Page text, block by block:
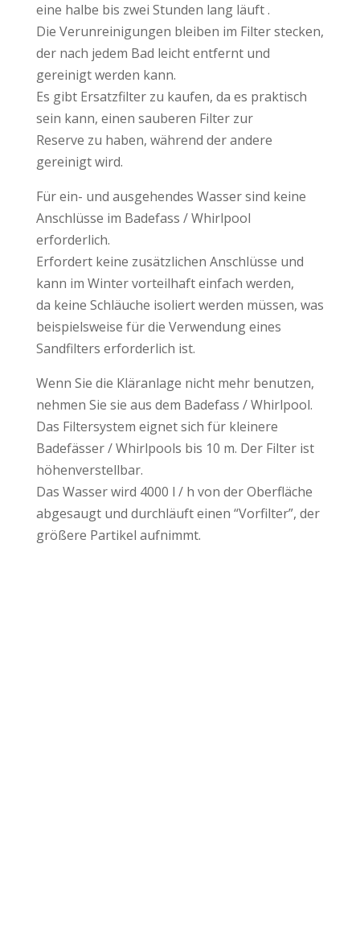
eine halbe bis zwei Stunden lang läuft .
Die Verunreinigungen bleiben im Filter stecken,
der nach jedem Bad leicht entfernt und
gereinigt werden kann.
Es gibt Ersatzfilter zu kaufen, da es praktisch
sein kann, einen sauberen Filter zur
Reserve zu haben, während der andere
gereinigt wird.
Für ein- und ausgehendes Wasser sind keine
Anschlüsse im Badefass / Whirlpool
erforderlich.
Erfordert keine zusätzlichen Anschlüsse und
kann im Winter vorteilhaft einfach werden,
da keine Schläuche isoliert werden müssen, was
beispielsweise für die Verwendung eines
Sandfilters erforderlich ist.
Wenn Sie die Kläranlage nicht mehr benutzen,
nehmen Sie sie aus dem Badefass / Whirlpool.
Das Filtersystem eignet sich für kleinere
Badefässer / Whirlpools bis 10 m. Der Filter ist
höhenverstellbar.
Das Wasser wird 4000 l / h von der Oberfläche
abgesaugt und durchläuft einen “Vorfilter”, der
größere Partikel aufnimmt.